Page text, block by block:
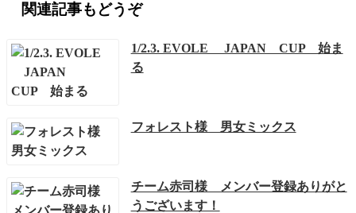
関連記事もどうぞ
1/2.3. EVOLE JAPAN CUP 始ま
る
フォレスト様 男女ミックス
チーム赤司様 メンバー登録ありがと
うございます！